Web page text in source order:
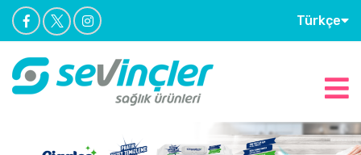
Türkçe